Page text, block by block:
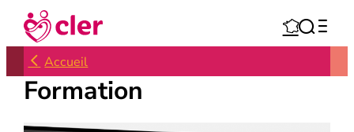
Aller
contenu
 
Accueil
Formation